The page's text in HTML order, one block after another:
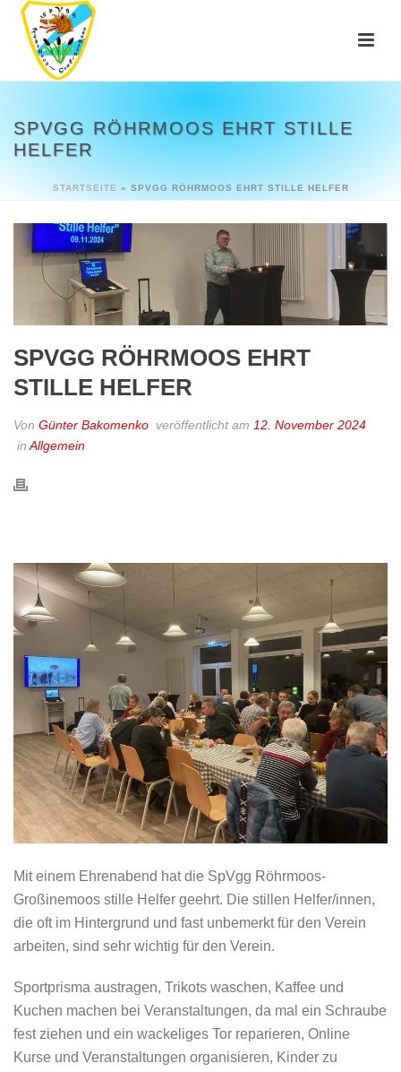
SPVGG RÖHRMOOS EHRT STILLE
HELFER
STARTSEITE » SPVGG RÖHRMOOS EHRT STILLE HELFER
SPVGG RÖHRMOOS EHRT
STILLE HELFER
Von Günter Bakomenko veröffentlicht am 12. November 2024
in Allgemein
Mit einem Ehrenabend hat die SpVgg Röhrmoos-
Großinemoos stille Helfer geehrt. Die stillen Helfer/innen,
die oft im Hintergrund und fast unbemerkt für den Verein
arbeiten, sind sehr wichtig für den Verein.
Sportprisma austragen, Trikots waschen, Kaffee und
Kuchen machen bei Veranstaltungen, da mal ein Schraube
fest ziehen und ein wackeliges Tor reparieren, Online
Kurse und Veranstaltungen organisieren, Kinder zu